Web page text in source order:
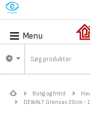
M
Menu
Bolig og fritid
DEWALT Grensav 20cm -